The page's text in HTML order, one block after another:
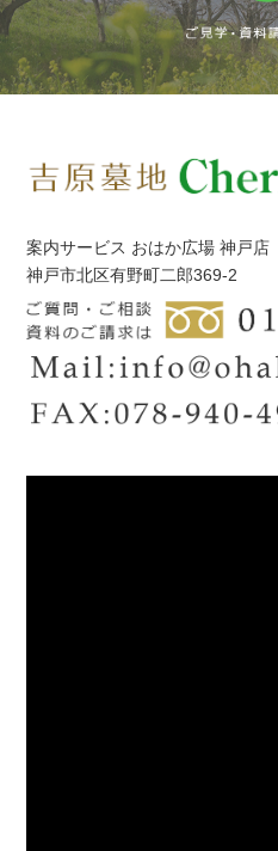
案内サービス おはか広場 神戸店
神戸市北区有野町二郎369-2